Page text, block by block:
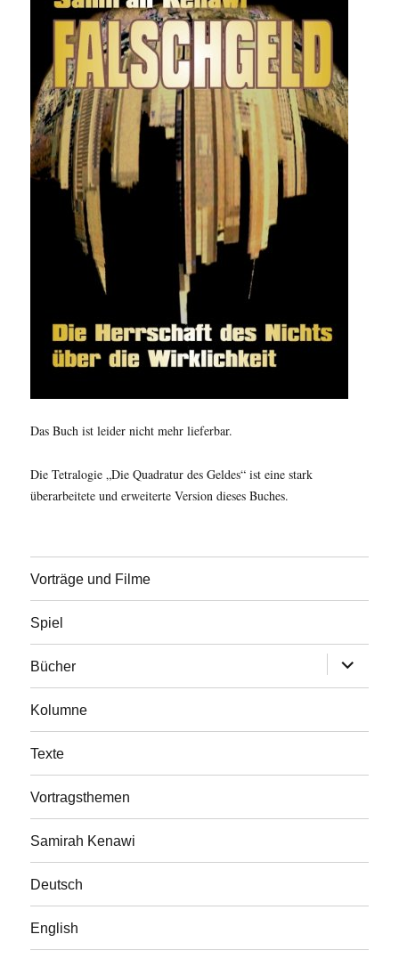
Das Buch ist leider nicht mehr lieferbar.
Die Tetralogie „Die Quadratur des Geldes“ ist eine stark
überarbeitete und erweiterte Version dieses Buches.
Vorträge und Filme
Spiel
Bücher
öffnen
Kolumne
Texte
Vortragsthemen
Samirah Kenawi
Deutsch
English